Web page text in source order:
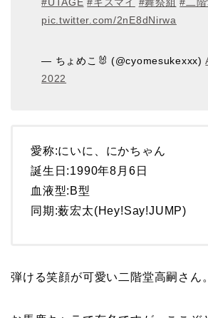
pic.twitter.com/2nE8dNirwa
— ちょめこ🐰 (@cyomesukexxx)
2022
愛称:にいに、にかちゃん
誕生日:1990年8月6日
血液型:B型
同期:薮宏太(Hey!Say!JUMP)
弾ける笑顔が可愛い二階堂高嗣さん。